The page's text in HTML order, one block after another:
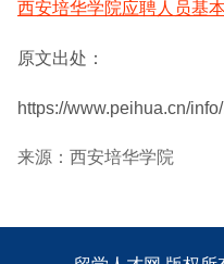
西安培华学院应聘人员基
原文出处：
https://www.peihua.cn/
来源：西安培华学院